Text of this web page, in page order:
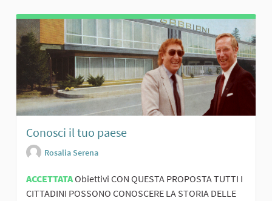
Conosci il tuo paese
Rosalia Serena
ACCETTATAObiettivi CON QUESTA PROPOSTA TUTTI I
CITTADINI POSSONO CONOSCERE LA STORIA DELLE